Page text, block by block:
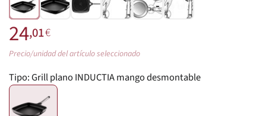
24,01€
Precio/unidad del artículo seleccionado
Tipo:Grill plano INDUCTIA mango desmontable